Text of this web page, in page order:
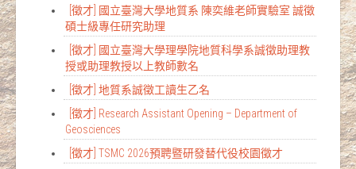
[徵才] 國立臺灣大學地質系 陳奕維老師實驗室 誠徵
碩士級專任研究助理
[徵才] 國立臺灣大學理學院地質科學系誠徵助理教
授或助理教授以上教師數名
[徵才] 地質系誠徵工讀生乙名
[徵才] Research Assistant Opening – Department of
Geosciences
[徵才] TSMC 2026預聘暨研發替代役校園徵才